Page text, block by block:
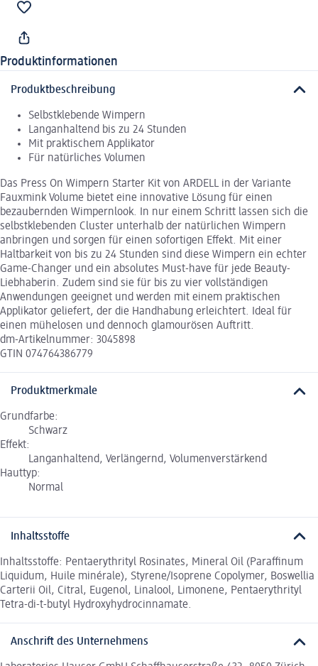
Produktinformationen
Produktbeschreibung
Selbstklebende Wimpern
Langanhaltend bis zu 24 Stunden
Mit praktischem Applikator
Für natürliches Volumen
Das Press On Wimpern Starter Kit von ARDELL in der Variante
Fauxmink Volume bietet eine innovative Lösung für einen
bezaubernden Wimpernlook. In nur einem Schritt lassen sich die
selbstklebenden Cluster unterhalb der natürlichen Wimpern
anbringen und sorgen für einen sofortigen Effekt. Mit einer
Haltbarkeit von bis zu 24 Stunden sind diese Wimpern ein echter
Game-Changer und ein absolutes Must-have für jede Beauty-
Liebhaberin. Zudem sind sie für bis zu vier vollständigen
Anwendungen geeignet und werden mit einem praktischen
Applikator geliefert, der die Handhabung erleichtert. Ideal für
einen mühelosen und dennoch glamourösen Auftritt.
dm-Artikelnummer: 3045898
GTIN 074764386779
Produktmerkmale
Grundfarbe:
Schwarz
Effekt:
Langanhaltend, Verlängernd, Volumenverstärkend
Hauttyp:
Normal
Inhaltsstoffe
Inhaltsstoffe: Pentaerythrityl Rosinates, Mineral Oil (Paraffinum
Liquidum, Huile minérale), Styrene/Isoprene Copolymer, Boswellia
Carterii Oil, Citral, Eugenol, Linalool, Limonene, Pentaerythrityl
Tetra-di-t-butyl Hydroxyhydrocinnamate.
Anschrift des Unternehmens